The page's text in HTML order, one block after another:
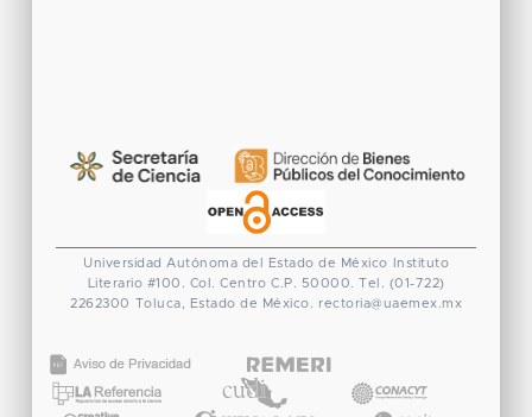
Universidad Autónoma del Estado de México
Instituto
Literario #100. Col. Centro C.P. 50000. Tel. (01-722)
2262300
Toluca, Estado de México. rectoria@uaemex.mx